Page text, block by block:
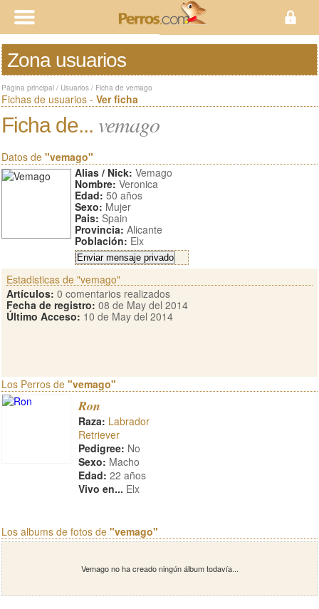
Zona usuarios
Página principal / Usuarios / Ficha de vemago
Fichas de usuarios - Ver ficha
Ficha de... vemago
Datos de "vemago"
Alias / Nick: Vemago
Nombre: Veronica
Edad: 50 años
Sexo: Mujer
Pais: Spain
Provincia: Alicante
Población: Elx
Estadisticas de "vemago"
Artículos: 0 comentarios realizados
Fecha de registro: 08 de May del 2014
Último Acceso: 10 de May del 2014
Los Perros de "vemago"
Ron
Raza: Labrador
Retriever
Pedigree: No
Sexo: Macho
Edad: 22 años
Vivo en... Elx
Los albums de fotos de "vemago"
Vemago no ha creado ningún álbum todavía...